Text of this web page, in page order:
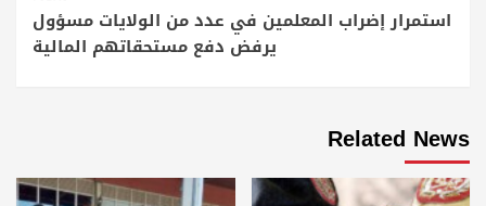
استمرار إضراب المعلمين في عدد من الولايات مسؤول
يرفض دفع مستحقاتهم المالية
Related News